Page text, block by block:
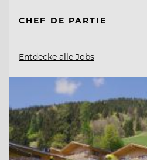
CHEF DE PARTIE
Entdecke alle Jobs